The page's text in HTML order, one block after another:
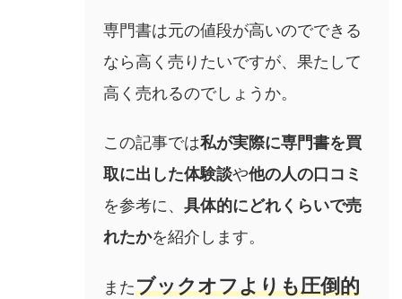
専門書は元の値段が高いのでできる
なら高く売りたいですが、果たして
高く売れるのでしょうか。
この記事では私が実際に専門書を買
取に出した体験談や他の人の口コミ
を参考に、 具体的にどれくらいで売
れたかを紹介します。
またブックオフよりも圧倒的